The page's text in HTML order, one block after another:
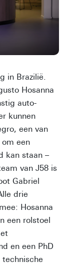
in Brazilië.
Hosanna
auto-
kunnen
een van
om een
kan staan –
van J58 is
Gabriel
drie
Hosanna
een rolstoel
en een PhD